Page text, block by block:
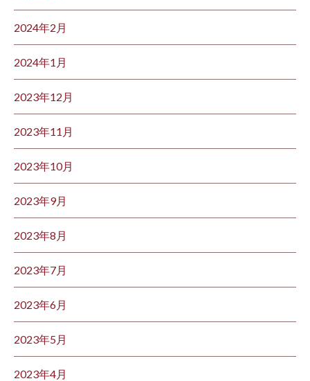
2024年2月
2024年1月
2023年12月
2023年11月
2023年10月
2023年9月
2023年8月
2023年7月
2023年6月
2023年5月
2023年4月